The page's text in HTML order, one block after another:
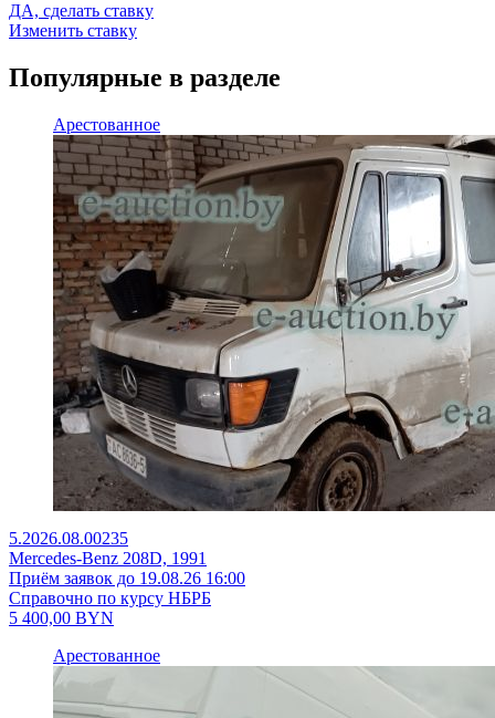
ДА, сделать ставку
Изменить ставку
Популярные в разделе
Арестованное
5.2026.08.00235
Mercedes-Benz 208D, 1991
Приём заявок до 19.08.26 16:00
Справочно по курсу НБРБ
5 400,00 BYN
Арестованное